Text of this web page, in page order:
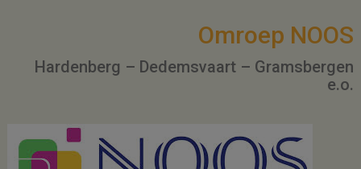
Omroep NOOS
Hardenberg – Dedemsvaart – Gramsbergen
e.o.